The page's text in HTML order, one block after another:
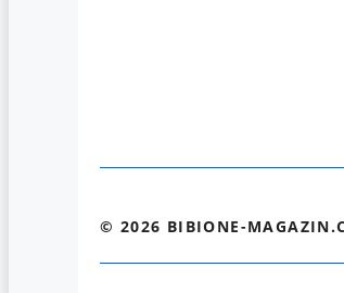
© 2026 BIBIONE-